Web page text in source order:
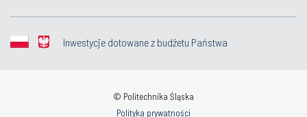
Inwestycje dotowane z budżetu Państwa
© Politechnika Śląska
Polityka prywatności